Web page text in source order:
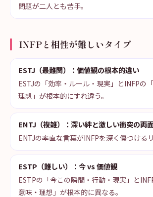
問題が二人とも苦手。
INFPと相性が難しいタイプ
ESTJ（最難関）：価値観の根本的違い
ESTJの「効率・ルール・現実」とINFPの
理想」が根本的にすれ違う。
ENTJ（複雑）：深い絆と激しい衝突の両
ENTJの率直な言葉がINFPを深く傷つける
ESTP（難しい）：今 vs 価値観
ESTPの「今この瞬間・行動・現実」と
意味・理想」が根本的に異なる。